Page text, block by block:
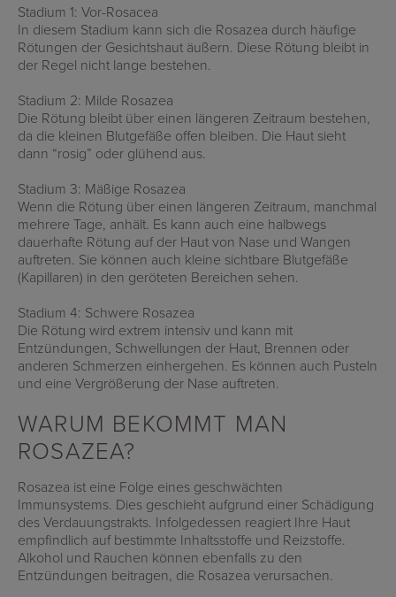
Stadium 1: Vor-Rosacea
In diesem Stadium kann sich die Rosazea durch häufige
Rötungen der Gesichtshaut äußern. Diese Rötung bleibt in
der Regel nicht lange bestehen.
Stadium 2: Milde Rosazea
Die Rötung bleibt über einen längeren Zeitraum bestehen,
da die kleinen Blutgefäße offen bleiben. Die Haut sieht
dann “rosig” oder glühend aus.
Stadium 3: Mäßige Rosazea
Wenn die Rötung über einen längeren Zeitraum, manchmal
mehrere Tage, anhält. Es kann auch eine halbwegs
dauerhafte Rötung auf der Haut von Nase und Wangen
auftreten. Sie können auch kleine sichtbare Blutgefäße
(Kapillaren) in den geröteten Bereichen sehen.
Stadium 4: Schwere Rosazea
Die Rötung wird extrem intensiv und kann mit
Entzündungen, Schwellungen der Haut, Brennen oder
anderen Schmerzen einhergehen. Es können auch Pusteln
und eine Vergrößerung der Nase auftreten.
WARUM BEKOMMT MAN
ROSAZEA?
Rosazea ist eine Folge eines geschwächten
Immunsystems. Dies geschieht aufgrund einer Schädigung
des Verdauungstrakts. Infolgedessen reagiert Ihre Haut
empfindlich auf bestimmte Inhaltsstoffe und Reizstoffe.
Alkohol und Rauchen können ebenfalls zu den
Entzündungen beitragen, die Rosazea verursachen.